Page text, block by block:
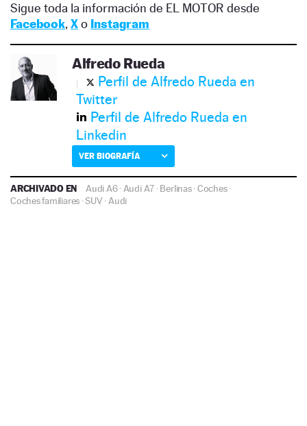
Sigue toda la información de EL MOTOR desde
Facebook, Xo Instagram
Alfredo Rueda
Perfil de Alfredo Rueda en
Twitter
Perfil de Alfredo Rueda en
Linkedin
VER BIOGRAFÍA
ARCHIVADO EN Audi A6· Audi A7 ·Berlinas·Coches·
Coches familiares ·SUV · Audi